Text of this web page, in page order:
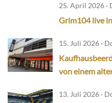
25. April 2026 ·
Grim104 live
15. Juli 2026 ·
von einem
13. Juli 2026 ·